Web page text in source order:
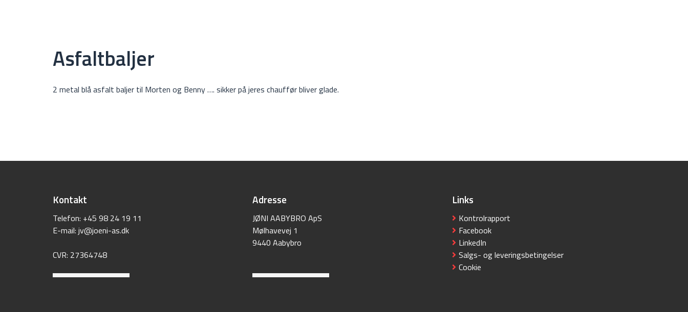
Asfaltbaljer
2 metal blå asfalt baljer til Morten og Benny …. sikker på jeres chauffør bliver glade.
Kontakt
Telefon: +45 98 24 19 11
E-mail: ​ jv@joeni-as.dk
CVR: 27364748
Adresse
JØNI AABYBRO ApS
Mølhavevej 1
9440 Aabybro
Links
Kontrolrapport
Facebook
LinkedIn
Salgs- og leveringsbetingelser
Cookie